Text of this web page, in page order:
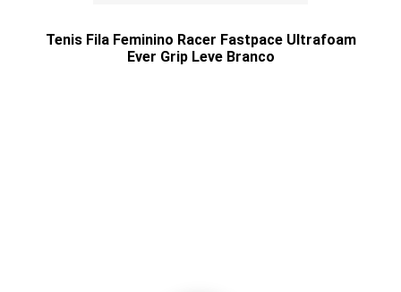
Tenis Fila Feminino Racer Fastpace Ultrafoam
Ever Grip Leve Branco